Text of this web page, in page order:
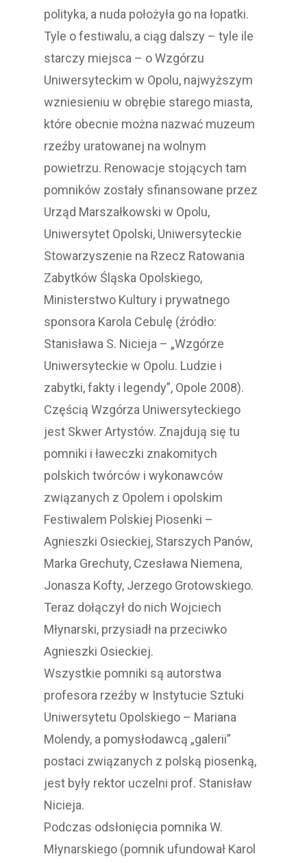
polityka, a nuda położyła go na łopatki.
Tyle o festiwalu, a ciąg dalszy – tyle ile
starczy miejsca – o Wzgórzu
Uniwersyteckim w Opolu, najwyższym
wzniesieniu w obrębie starego miasta,
które obecnie można nazwać muzeum
rzeźby uratowanej na wolnym
powietrzu. Renowacje stojących tam
pomników zostały sfinansowane przez
Urząd Marszałkowski w Opolu,
Uniwersytet Opolski, Uniwersyteckie
Stowarzyszenie na Rzecz Ratowania
Zabytków Śląska Opolskiego,
Ministerstwo Kultury i prywatnego
sponsora Karola Cebulę (źródło:
Stanisława S. Nicieja – „Wzgórze
Uniwersyteckie w Opolu. Ludzie i
zabytki, fakty i legendy”, Opole 2008).
Częścią Wzgórza Uniwersyteckiego
jest Skwer Artystów. Znajdują się tu
pomniki i ławeczki znakomitych
polskich twórców i wykonawców
związanych z Opolem i opolskim
Festiwalem Polskiej Piosenki –
Agnieszki Osieckiej, Starszych Panów,
Marka Grechuty, Czesława Niemena,
Jonasza Kofty, Jerzego Grotowskiego.
Teraz dołączył do nich Wojciech
Młynarski, przysiadł na przeciwko
Agnieszki Osieckiej.
Wszystkie pomniki są autorstwa
profesora rzeźby w Instytucie Sztuki
Uniwersytetu Opolskiego – Mariana
Molendy, a pomysłodawcą „galerii”
postaci związanych z polską piosenką,
jest były rektor uczelni prof. Stanisław
Nicieja.
Podczas odsłonięcia pomnika W.
Młynarskiego (pomnik ufundował Karol